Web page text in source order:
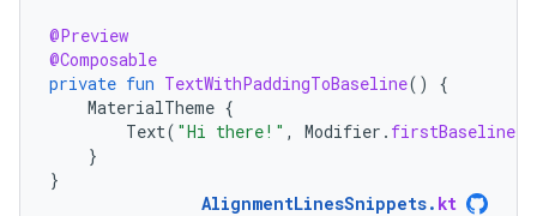
@Preview
@Composable
private fun TextWithPaddingToBaseline()
{
MaterialTheme {
Text( "Hi there!" , Modifier .
}
}
AlignmentLinesSnippets. kt